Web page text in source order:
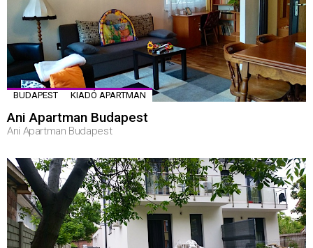
BUDAPEST KIADÓ APARTMAN
Ani Apartman Budapest
Ani Apartman Budapest